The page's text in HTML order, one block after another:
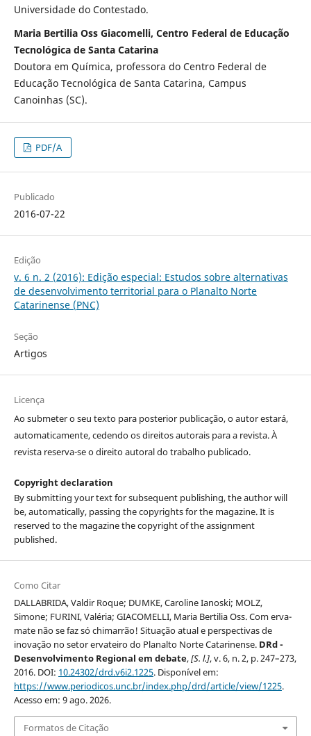
Universidade do Contestado.
Maria Bertilia Oss Giacomelli, Centro Federal de Educação
Tecnológica de Santa Catarina
Doutora em Química, professora do Centro Federal de
Educação Tecnológica de Santa Catarina, Campus
Canoinhas (SC).
PDF/A
Publicado
2016-07-22
Edição
v. 6 n. 2 (2016): Edição especial: Estudos sobre alternativas
de desenvolvimento territorial para o Planalto Norte
Catarinense (PNC)
Seção
Artigos
Licença
Ao submeter o seu texto para posterior publicação, o autor estará,
automaticamente, cedendo os direitos autorais para a revista. À
revista reserva-se o direito autoral do trabalho publicado.
Copyright declaration
By submitting your text for subsequent publishing, the author will
be, automatically, passing the copyrights for the magazine. It is
reserved to the magazine the copyright of the assignment
published.
Como Citar
DALLABRIDA, Valdir Roque; DUMKE, Caroline Ianoski; MOLZ,
Simone; FURINI, Valéria; GIACOMELLI, Maria Bertilia Oss. Com erva-
mate não se faz só chimarrão! Situação atual e perspectivas de
inovação no setor ervateiro do Planalto Norte Catarinense. DRd -
Desenvolvimento Regional em debate,[S. l.], v. 6, n. 2, p. 247–273,
2016. DOI: 10.24302/drd.v6i2.1225. Disponível em:
https://www.periodicos.unc.br/index.php/drd/article/view/1225.
Acesso em: 9 ago. 2026.
Formatos de Citação